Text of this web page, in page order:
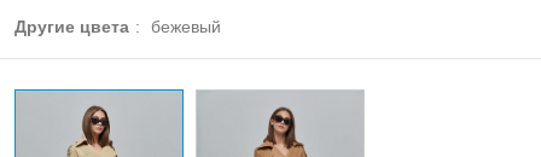
Другие цвета : бежевый